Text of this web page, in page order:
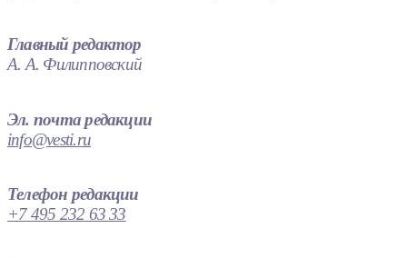
Главный редактор
А. А. Филипповский
Эл. почта редакции
info@vesti.ru
Телефон редакции
+7 495 232 63 33